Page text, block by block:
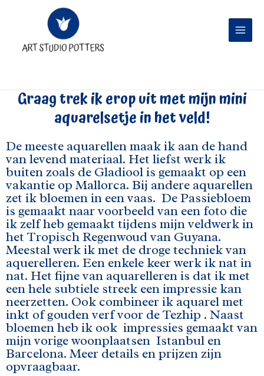
Graag trek ik erop uit met mijn mini
aquarelsetje in het veld!
De meeste aquarellen maak ik aan de hand
van levend materiaal. Het liefst werk ik
buiten zoals de Gladiool is gemaakt op een
vakantie op Mallorca. Bij andere aquarellen
zet ik bloemen in een vaas. De Passiebloem
is gemaakt naar voorbeeld van een foto die
ik zelf heb gemaakt tijdens mijn veldwerk in
het Tropisch Regenwoud van Guyana.
Meestal werk ik met de droge techniek van
aquerelleren. Een enkele keer werk ik nat in
nat. Het fijne van aquarelleren is dat ik met
een hele subtiele streek een impressie kan
neerzetten. Ook combineer ik aquarel met
inkt of gouden verf voor de Tezhip . Naast
bloemen heb ik ook impressies gemaakt van
mijn vorige woonplaatsen Istanbul en
Barcelona. Meer details en prijzen zijn
opvraagbaar.